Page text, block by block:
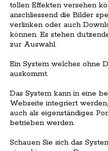
tollen Effekten versehen
anschliessend die Bilder
verlinken oder auch
können. Es stehen
zur Auswahl.
Ein System welches ohne
auskommt.
Das System kann in eine
Webseite integriert
auch als eigenständiges
betrieben werden.
Schauen Sie sich das